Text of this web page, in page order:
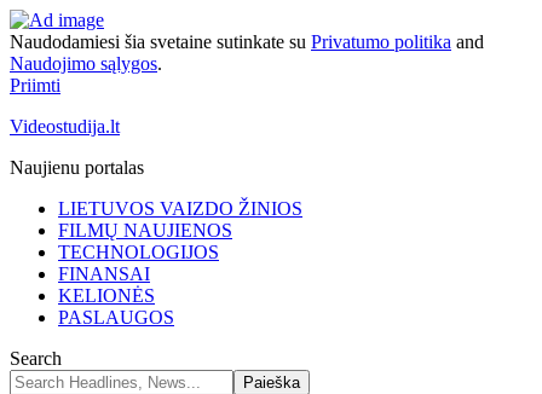
Naudodamiesi šia svetaine sutinkate su Privatumo politika and
Naudojimo sąlygos.
Priimti
Videostudija.lt
Naujienu portalas
LIETUVOS VAIZDO ŽINIOS
FILMŲ NAUJIENOS
TECHNOLOGIJOS
FINANSAI
KELIONĖS
PASLAUGOS
Search